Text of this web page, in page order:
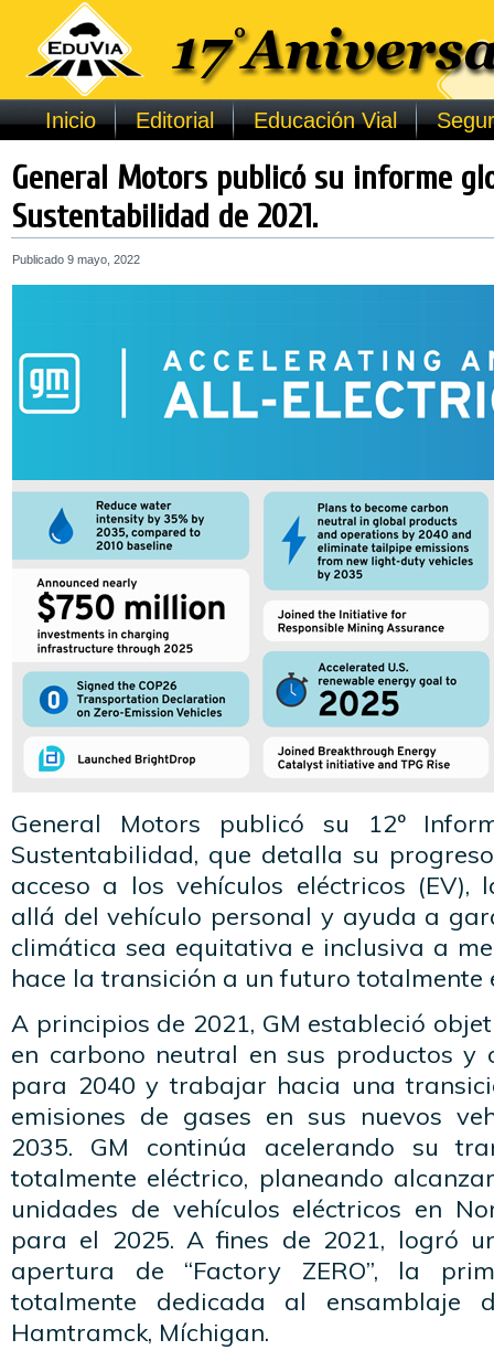
Inicio Editorial Educación Vial
General Motors publicó su informe
Sustentabilidad de 2021.
Publicado 9 mayo, 2022
General Motors publicó su 12º
Sustentabilidad, que detalla su
acceso a los vehículos eléctricos (EV),
allá del vehículo personal y ayuda a
climática sea equitativa e inclusiva a
hace la transición a un futuro totalmente
A principios de 2021, GM estableció
en carbono neutral en sus productos y
para 2040 y trabajar hacia una
emisiones de gases en sus nuevos
2035. GM continúa acelerando su
totalmente eléctrico, planeando
unidades de vehículos eléctricos en
para el 2025. A fines de 2021, logró
apertura de “Factory ZERO”, la
totalmente dedicada al ensamblaje
Hamtramck, Míchigan.